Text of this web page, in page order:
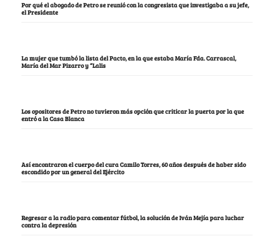
Por qué el abogado de Petro se reunió con la congresista que investigaba a su jefe,
el Presidente
La mujer que tumbó la lista del Pacto, en la que estaba María Fda. Carrascal,
María del Mar Pizarro y “Lalis
Los opositores de Petro no tuvieron más opción que criticar la puerta por la que
entró a la Casa Blanca
Así encontraron el cuerpo del cura Camilo Torres, 60 años después de haber sido
escondido por un general del Ejército
Regresar a la radio para comentar fútbol, la solución de Iván Mejía para luchar
contra la depresión